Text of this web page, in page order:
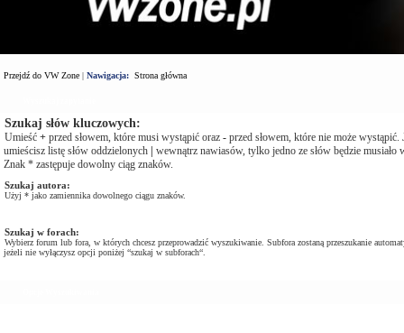
Przejdź do VW Zone | Nawigacja: Strona główna
Szukaj słów kluczowych:
Umieść + przed słowem, które musi wystąpić oraz - przed słowem, które nie może wystąpić.
umieścisz listę słów oddzielonych | wewnątrz nawiasów, tylko jedno ze słów będzie musiało
Znak * zastępuje dowolny ciąg znaków.
Szukaj autora:
Użyj * jako zamiennika dowolnego ciągu znaków.
Szukaj w forach:
Wybierz forum lub fora, w których chcesz przeprowadzić wyszukiwanie. Subfora zostaną przeszukanie
jeżeli nie wyłączysz opcji poniżej “szukaj w subforach“.